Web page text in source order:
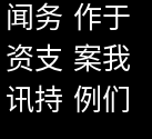
闻
资
讯
务
支
持
作
案
例
于
我
们